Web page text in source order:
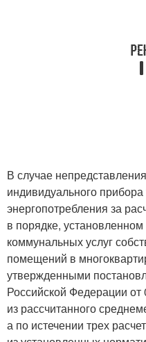
В случае
индивидуального
энергопотребления за
в порядке,
коммунальных услуг
помещений в
утвержденными
Российской Федерации
из рассчитанного
а по истечении трех